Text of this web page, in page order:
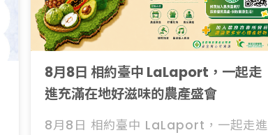
8月8日 相約臺中 LaLaport，一起走
進充滿在地好滋味的農產盛會
8月8日 相約臺中 LaLaport，一起走進